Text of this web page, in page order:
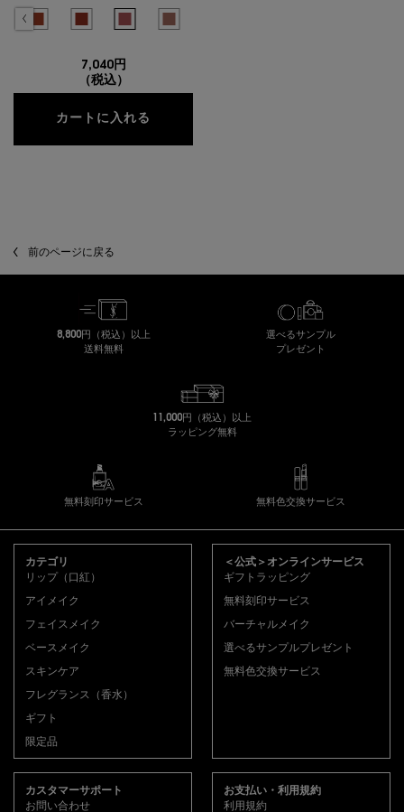
色を選択してください
{1} の場合
ヌード のカラー YSL ザ スリム リップスティック、1/10
タイリッシュなカカオブラウン のカラー YSL ザ スリム リップスティック、2/10
華やかなコーラルピンク のカラー YSL ザ スリム リップスティック、3/10
ュ - 落ち着きのあるフェミニンなローズブラウン のカラー YSL ザ スリム リップ
ベロア - 洗練されたモードなプラムレッド のカラー YSL ザ スリム リップスティ
択済み
- シナバー スタイル - 肌に馴染む温かなスモーキーブラウン のカラー YSL ザ
7,040円
（税込）
カートに入れる
前のページに戻る
8,800円（税込）以上
送料無料
選べるサンプル
プレゼント
11,000円（税込）以上
ラッピング無料
無料刻印サービス 無料色交換サービス
カテゴリ
リップ（口紅）
アイメイク
フェイスメイク
ベースメイク
スキンケア
フレグランス（香水）
ギフト
限定品
＜公式＞オンラインサービス
ギフトラッピング
無料刻印サービス
バーチャルメイク
選べるサンプルプレゼント
無料色交換サービス
カスタマーサポート
お問い合わせ
お支払い・利用規約
利用規約